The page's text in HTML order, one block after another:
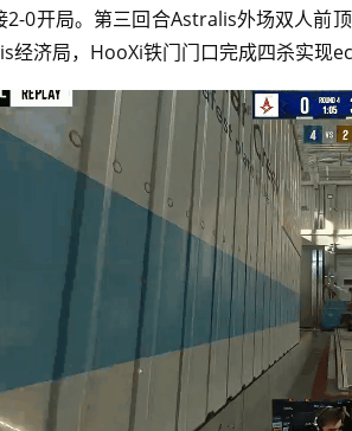
2-0开局。第三回合Astralis外场双人前
济局，HooXi铁门门口完成四杀实现